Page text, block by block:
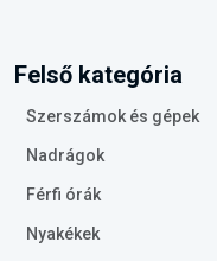
Felső kategória
Szerszámok és gépek
Nadrágok
Férfi órák
Nyakékek